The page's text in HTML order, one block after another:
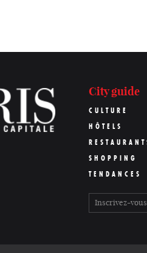
City guide
CULTURE
HÔTELS
SHOPPING
TENDANCES